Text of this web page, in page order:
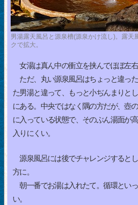
男湯露天風呂と源泉槽(源泉かけ流し)。露天
クで拡大。
女湯は真ん中の衝立を挟んでほぼ左右
ただ、丸い源泉風呂はちょっと違っ
た男湯と違って、もっと小ぢんまりと
にある。中央ではなく隅の方だが、壺
に入っている状態で、そのぶん湯面が
入りにくい。
源泉風呂には後でチャレンジすると
方に。
朝一番でお湯は入れたて。循環とい
い。